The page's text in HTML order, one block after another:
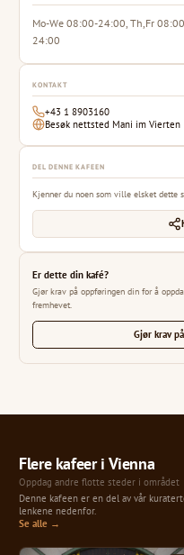
Mo-We 08:00-24:00, Th,Fr
24:00
KONTAKT
+43 1 8903160
Besøk nettsted Mani im Vierten
DEL DENNE KAFEEN
Kjenner du noen som ville elsket dette
Er dette din kafé?
Gjør krav på oppføringen din for å
fremhevet.
Gjør krav
Flere kafeer i Vienna
Oppdag andre flotte steder i området
Denne kafeen er en del av vår
lenkene nedenfor.
Se alle →